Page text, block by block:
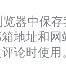
器中保
地址和网
论时使用。